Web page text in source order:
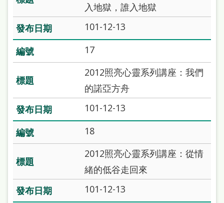
入地獄，誰入地獄
101-12-13
17
2012照亮心靈系列講座：我們
的諾亞方舟
101-12-13
18
2012照亮心靈系列講座：從情
緒的低谷走回來
101-12-13